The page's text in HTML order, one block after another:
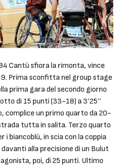
Cantù sfiora la rimonta, vince
Prima sconfitta nel group stage
prima gara del secondo giorno
di 15 punti (33-18) a 3’25’’
complice un primo quarto da 20-
tutta in salita. Terzo quarto
i biancoblù, in scia con la coppia
alla precisione di un Bulut
poi, di 25 punti. Ultimo